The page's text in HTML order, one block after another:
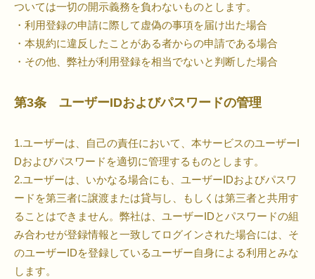
ついては一切の開示義務を負わないものとします。
・利用登録の申請に際して虚偽の事項を届け出た場合
・本規約に違反したことがある者からの申請である場合
・その他、弊社が利用登録を相当でないと判断した場合
第3条 ユーザーIDおよびパスワードの管理
1.ユーザーは、自己の責任において、本サービスのユーザーI
Dおよびパスワードを適切に管理するものとします。
2.ユーザーは、いかなる場合にも、ユーザーIDおよびパスワ
ードを第三者に譲渡または貸与し、もしくは第三者と共用す
ることはできません。弊社は、ユーザーIDとパスワードの組
み合わせが登録情報と一致してログインされた場合には、そ
のユーザーIDを登録しているユーザー自身による利用とみな
します。